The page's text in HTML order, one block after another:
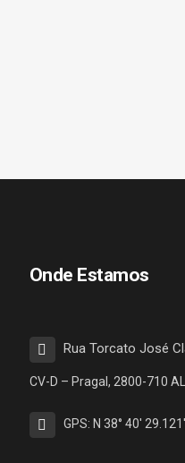
Onde Estamos
Rua Torcato José
CV-D – Pragal, 2800-710
GPS: N 38° 40'